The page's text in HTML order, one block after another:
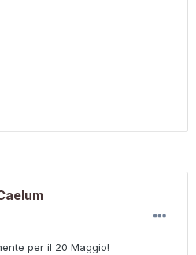
per il 20 Maggio!